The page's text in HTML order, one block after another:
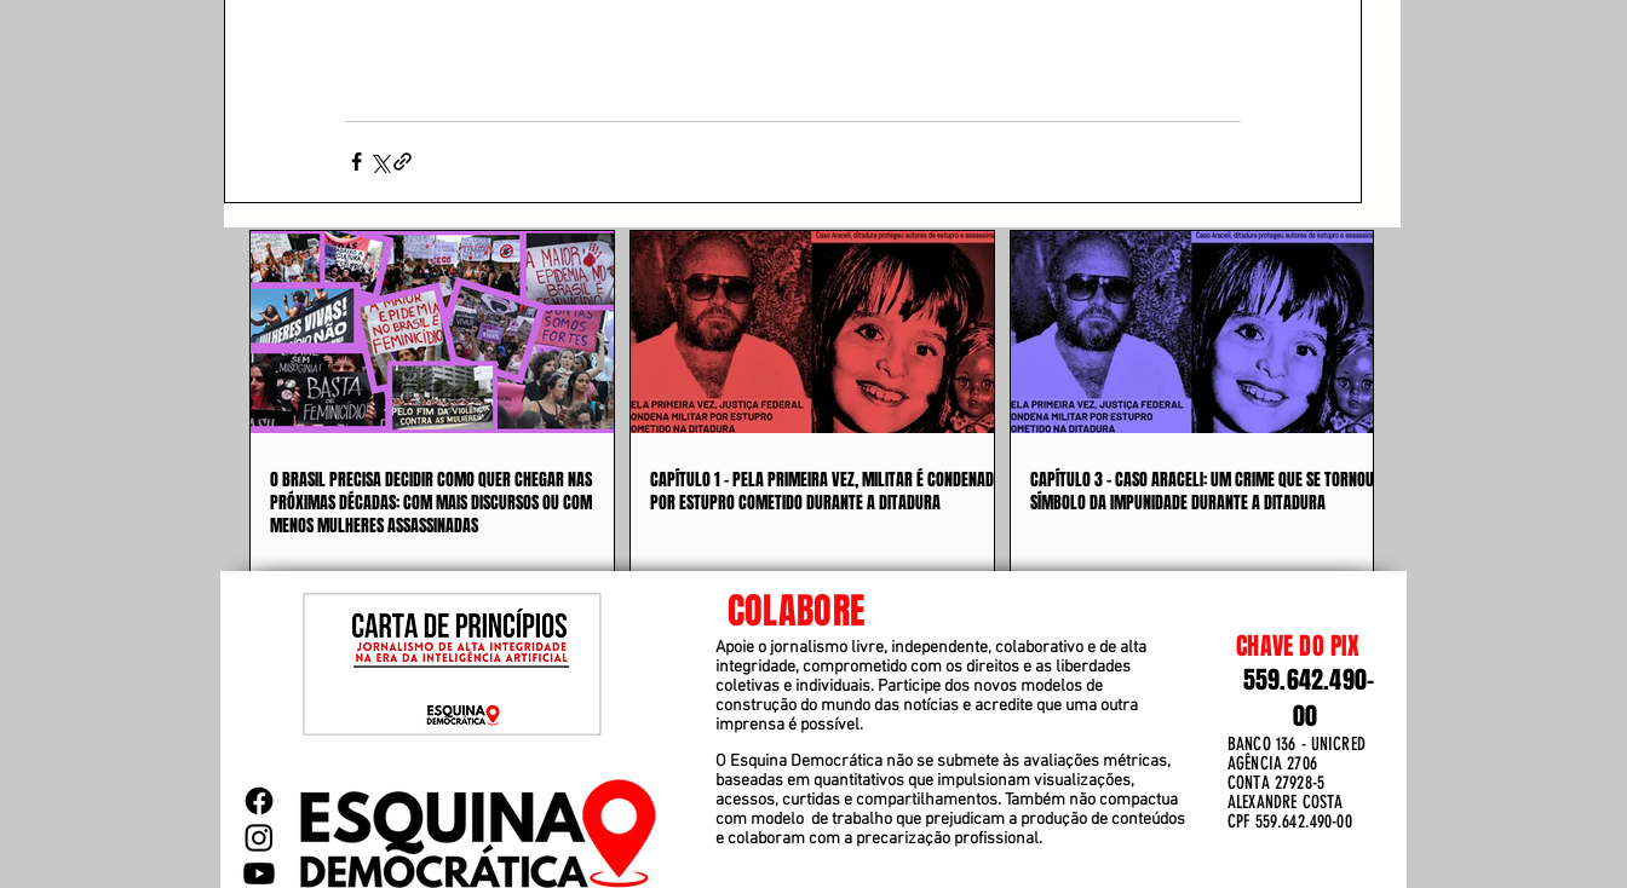
O BRASIL PRECISA DECIDIR COMO QUER CHEGAR NAS
PRÓXIMAS DÉCADAS: COM MAIS DISCURSOS OU COM
MENOS MULHERES ASSASSINADAS
CAPÍTULO 1 - PELA PRIMEIRA VEZ, MILITAR É CONDENADO
POR ESTUPRO COMETIDO DURANTE A DITADURA
CAPÍTULO 3 - CASO ARACELI: UM CRIME QUE SE TORNOU
SÍMBOLO DA IMPUNIDADE DURANTE A DITADURA
COLABORE
Apoie o jornalismo livre, independente, colaborativo e de alta
integridade, comprometido com os direitos e as liberdades
coletivas e individuais. Participe dos novos modelos de
construção do mundo das notícias e acredite que uma outra
imprensa é possível.
O Esquina Democrática não se submete às avaliações métricas,
baseadas em quantitativos que impulsionam visualizações,
acessos, curtidas e compartilhamentos. Também não compactua
com modelo de trabalho que prejudicam a produção de conteúdos
e colaboram com a precarização profissional.
CHAVE DO PIX
559.642.490-
00
BANCO 136 - UNICRED
AGÊNCIA 2706
CONTA 27928-5
ALEXANDRE COSTA
CPF 559.642.490-00